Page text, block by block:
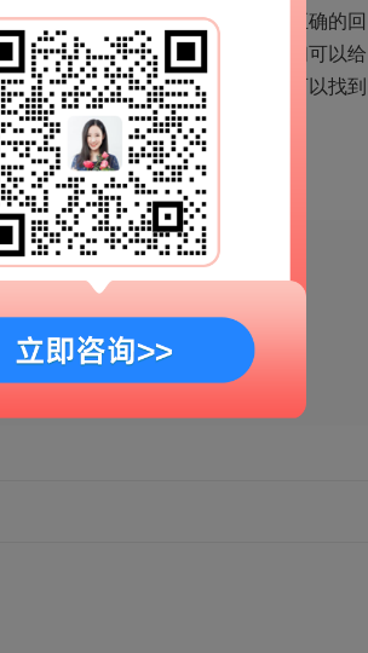
次同房，也没有完全正确或不正确的回
不了别人作出这个选择，但是我们可以给
和最温暖的自然环境，使得他们可以找到
移动端官网
扫一扫
解锁更多情感秘籍